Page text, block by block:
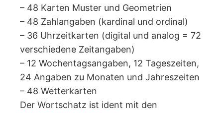
– 48 Karten Muster und Geometrien
– 48 Zahlangaben (kardinal und ordinal)
– 36 Uhrzeitkarten (digital und analog = 72
verschiedene Zeitangaben)
– 12 Wochentagsangaben, 12 Tageszeiten,
24 Angaben zu Monaten und Jahreszeiten
– 48 Wetterkarten
Der Wortschatz ist ident mit den